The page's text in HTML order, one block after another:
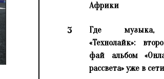
Африки
3
Где
«Технолайк»:
фай альбом
рассвета» уже в сети